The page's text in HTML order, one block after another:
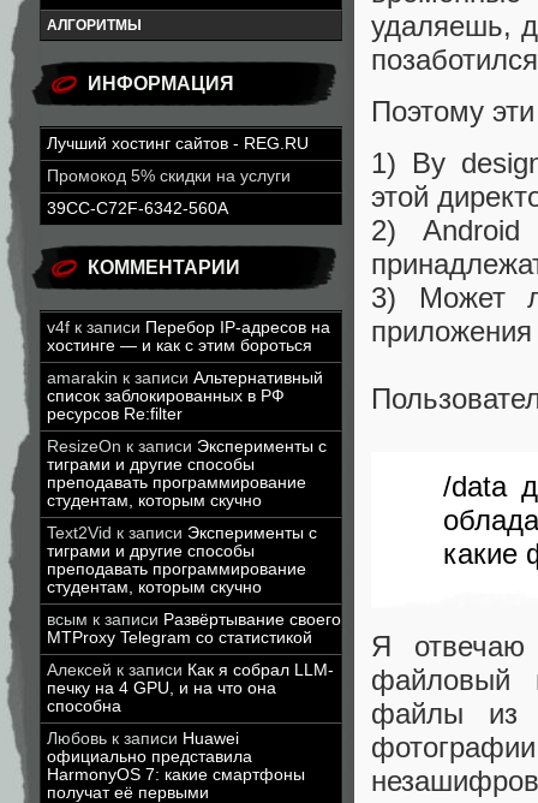
АЛГОРИТМЫ
ИНФОРМАЦИЯ
Лучший хостинг сайтов - REG.RU
Промокод 5% скидки на услуги
39CC-C72F-6342-560A
КОММЕНТАРИИ
v4f к записи Перебор IP-адресов на
хостинге — и как с этим бороться
amarakin к записи Альтернативный
список заблокированных в РФ
ресурсов Re:filter
ResizeOn к записи Эксперименты с
тиграми и другие способы
преподавать программирование
студентам, которым скучно
Text2Vid к записи Эксперименты с
тиграми и другие способы
преподавать программирование
студентам, которым скучно
всым к записи Развёртывание своего
MTProxy Telegram со статистикой
Алексей к записи Как я собрал LLM-
печку на 4 GPU, и на что она
способна
Любовь к записи Huawei
официально представила
HarmonyOS 7: какие смартфоны
получат её первыми
удаляешь,
Поэтому
1) By
этой
2)
3) Может
приложения
/data
какие
Я
файловый
файлы из